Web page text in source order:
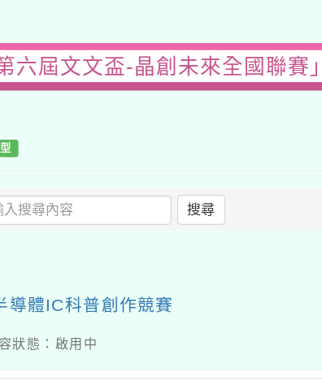
六屆文文盃-晶創未來全國聯賽
搜尋
導體IC科普創作競賽
狀態：啟用中